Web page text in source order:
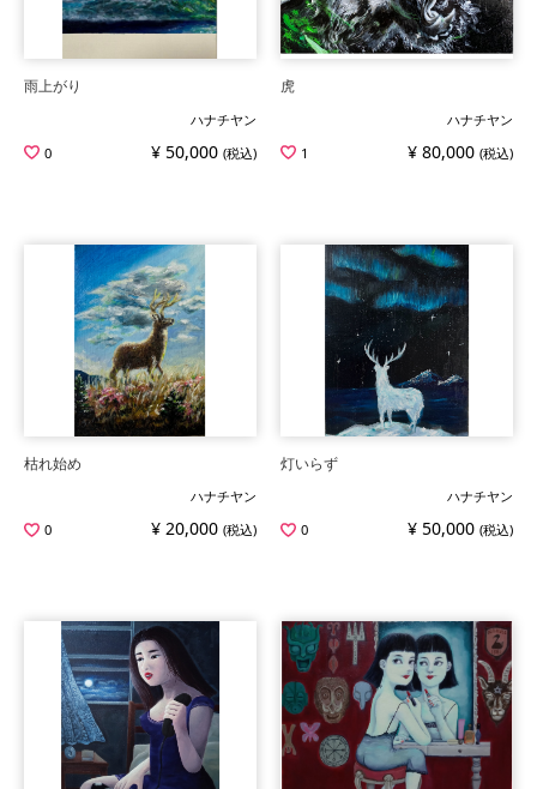
雨上がり
ハナチヤン
0
¥ 50,000 (税込)
虎
ハナチヤン
1
¥ 80,000 (税込)
枯れ始め
ハナチヤン
0
¥ 20,000 (税込)
灯いらず
ハナチヤン
0
¥ 50,000 (税込)